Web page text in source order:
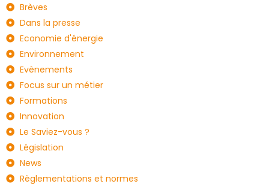
Brèves
Dans la presse
Economie d'énergie
Environnement
Evènements
Focus sur un métier
Formations
Innovation
Le Saviez-vous ?
Législation
News
Règlementations et normes